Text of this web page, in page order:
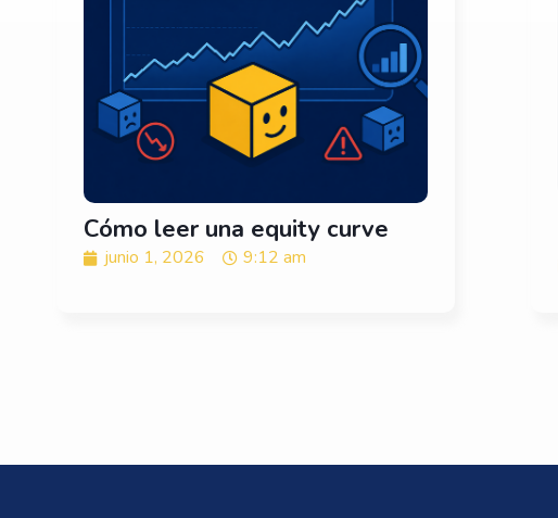
Cómo leer una equity curve
junio 1, 2026 9:12 am